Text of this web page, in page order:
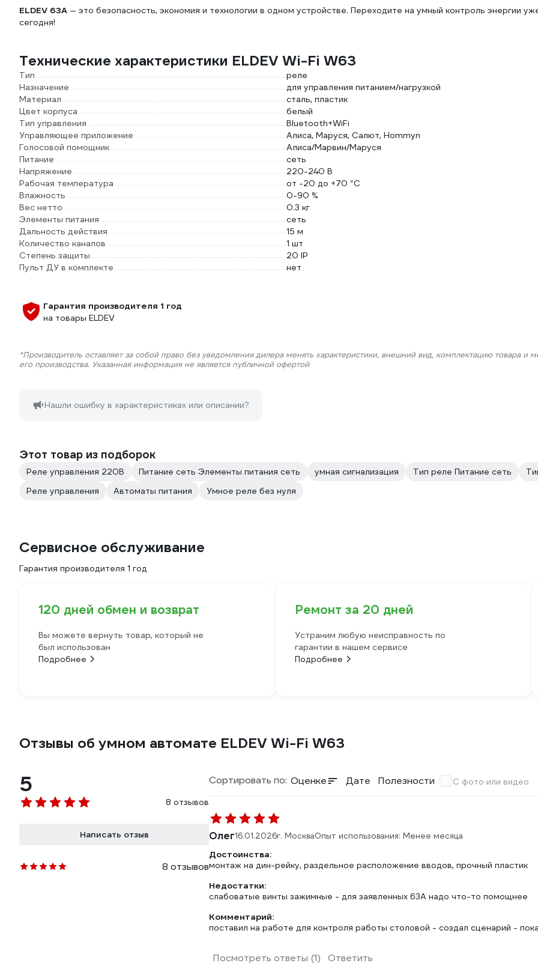
ELDEV 63А — это безопасность, экономия и технологии в одном устройстве. Переходите на умный контроль энергии
сегодня!
Технические характеристики ELDEV Wi-Fi W63
Тип
реле
Назначение
для управления питанием/нагрузкой
Материал
сталь, пластик
Цвет корпуса
белый
Тип управления
Bluetooth+WiFi
Управляющее приложение
Алиса, Маруся, Салют, Hommyn
Голосовой помощник
Алиса/Марвин/Маруся
Питание
сеть
Напряжение
220-240 В
Рабочая температура
от -20 до +70 °С
Влажность
0-90 %
Вес нетто
0.3 кг
Элементы питания
сеть
Дальность действия
15 м
Количество каналов
1 шт
Степень защиты
20 IP
Пульт ДУ в комплекте
нет
Гарантия производителя 1 год
на товары ELDEV
*Производитель оставляет за собой право без уведомления дилера менять характеристики, внешний вид, комплектацию товара и
его производства. Указанная информация не является публичной офертой
Нашли ошибку в характеристиках или описании?
Этот товар из подборок
Реле управления 220В Питание сеть Элементы питания сеть умная сигнализация Тип реле Питание сеть
Реле управления
Автоматы питания Умное реле без нуля
Сервисное обслуживание
Гарантия производителя 1 год
120 дней обмен и возврат
Вы можете вернуть товар, который не
был использован
Подробнее
Ремонт за 20 дней
Устраним любую неисправность по
гарантии в нашем сервисе
Подробнее
Отзывы об умном автомате ELDEV Wi-Fi W63
5
8 отзывов
Написать отзыв
8 отзывов
Сортировать по: Оценке Дате Полезности С фото или видео
Олег16.01.2026г. МоскваОпыт использования: Менее месяца
Достоинства:
монтаж на дин-рейку, раздельное расположение вводов, прочный пластик
Недостатки:
слабоватые винты зажимные - для заявленных 63А надо что-то помощнее
Комментарий:
поставил на работе для контроля работы столовой - создал сценарий -
Посмотреть ответы (1) Ответить